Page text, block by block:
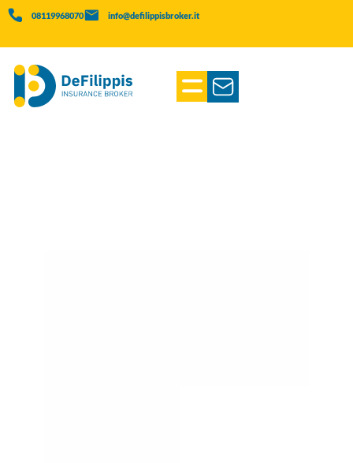
08119968070 info@defilippisbroker.it